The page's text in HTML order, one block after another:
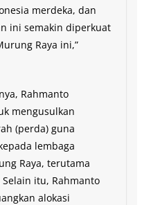
merdeka, dan
ini semakin diperkuat
Raya ini,”
Rahmanto
mengusulkan
(perda) guna
lembaga
Raya, terutama
itu, Rahmanto
alokasi